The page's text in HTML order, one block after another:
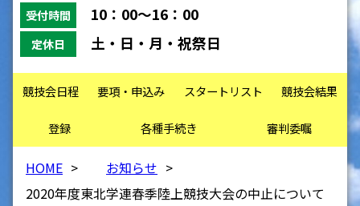
受付時間 10：00～16：00
定休日 土・日・月・祝祭日
競技会日程 要項・申込み スタートリスト 競技会結果
登録 各種手続き 審判委嘱
HOME > お知らせ >
2020年度東北学連春季陸上競技大会の中止について